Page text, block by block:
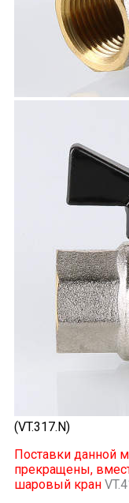
(VT.317.N)
Поставки данной
прекращены,
шаровый кран